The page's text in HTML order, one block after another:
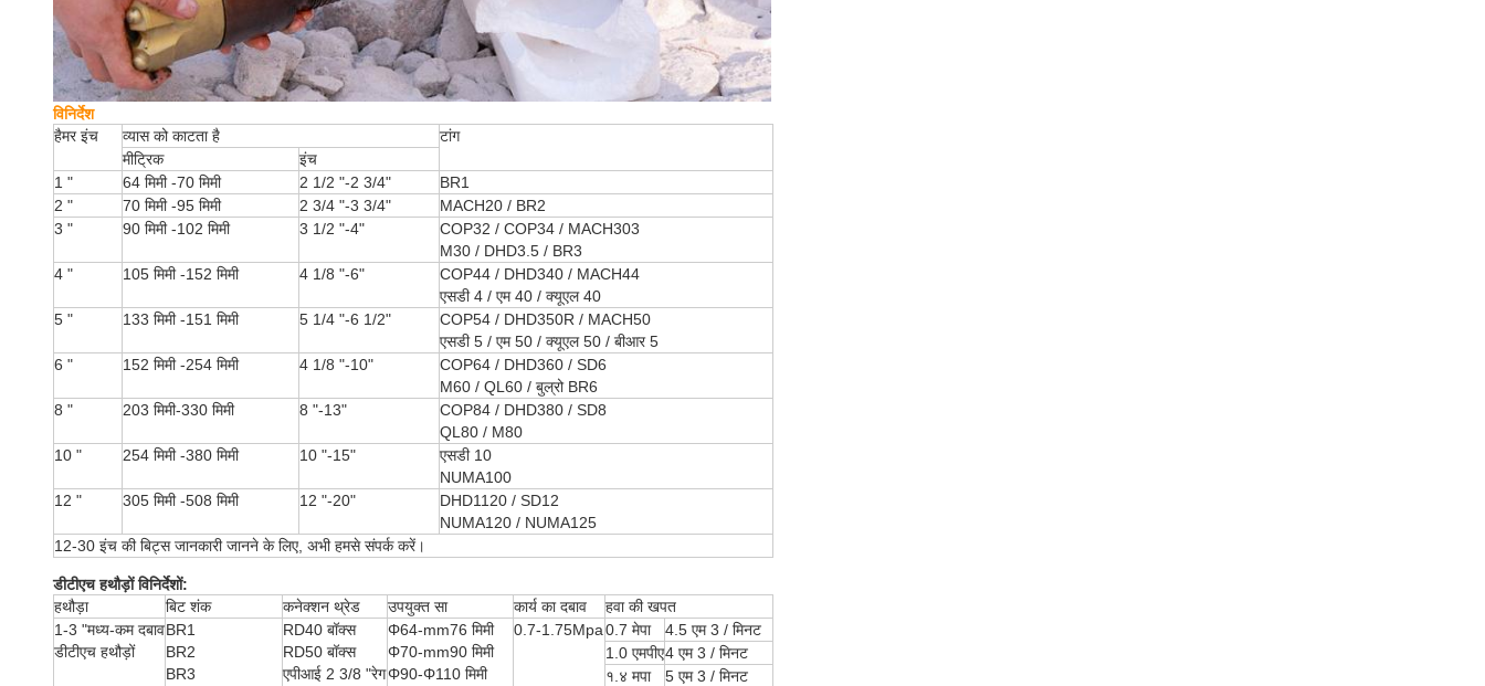
विनिर्देश
हैमर इंच
व्यास को काटता है
टांग
मीट्रिक
इंच
1 "
64 मिमी -70 मिमी 2 1/2 "-2 3/4"
BR1
2 "
70 मिमी -95 मिमी 2 3/4 "-3 3/4"
MACH20 / BR2
3 "
90 मिमी -102 मिमी 3 1/2 "-4"
COP32 / COP34 / MACH303
M30 / DHD3.5 / BR3
4 "
105 मिमी -152 मिमी 4 1/8 "-6"
COP44 / DHD340 / MACH44
एसडी 4 / एम 40 / क्यूएल 40
5 "
133 मिमी -151 मिमी 5 1/4 "-6 1/2"
COP54 / DHD350R / MACH50
एसडी 5 / एम 50 / क्यूएल 50 / बीआर 5
6 "
152 मिमी -254 मिमी 4 1/8 "-10"
COP64 / DHD360 / SD6
M60 / QL60 / बुल्रो BR6
8 "
203 मिमी-330 मिमी 8 "-13"
COP84 / DHD380 / SD8
QL80 / M80
10 "
254 मिमी -380 मिमी 10 "-15"
एसडी 10
NUMA100
12 "
305 मिमी -508 मिमी 12 "-20"
DHD1120 / SD12
NUMA120 / NUMA125
12-30 इंच की बिट्स जानकारी जानने के लिए, अभी हमसे संपर्क करें।
डीटीएच हथौड़ों विनिर्देशों:
हथौड़ा
बिट शंक कनेक्शन थ्रेड उपयुक्त सा कार्य का दबाव
हवा की खपत
1-3 "मध्य-कम दबाव
डीटीएच हथौड़ों
BR1
BR2
BR3
RD40 बॉक्स
RD50 बॉक्स
एपीआई 2 3/8 "रेग
Φ64-mm76 मिमी
Φ70-mm90 मिमी
Φ90-Φ110 मिमी
0.7-1.75Mpa0.7 मेपा
4.5 एम 3 / मिनट
1.0 एमपीए4 एम 3 / मिनट
१.४ मपा
5 एम 3 / मिनट